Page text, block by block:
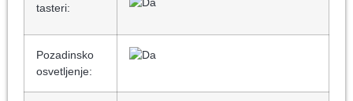
tasteri:
Pozadinsko
osvetljenje: